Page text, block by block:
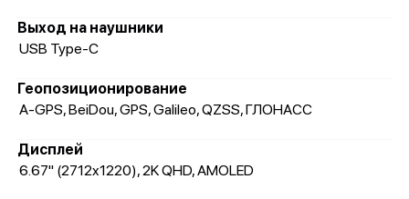
Выход на наушники
USB Type-C
Геопозиционирование
A-GPS, BeiDou, GPS, Galileo, QZSS, ГЛОНАСС
Дисплей
6.67" (2712x1220), 2K QHD, AMOLED